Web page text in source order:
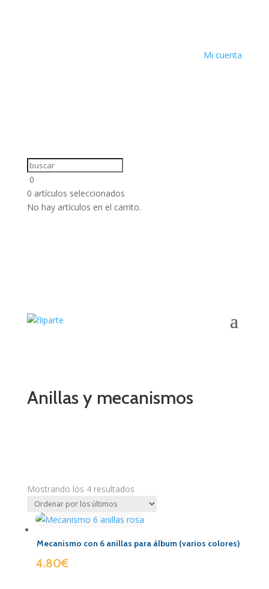
Mi cuenta
0
0 artículos seleccionados
No hay artículos en el carrito.
Anillas y mecanismos
Mostrando los 4 resultados
Mecanismo con 6 anillas para álbum (varios colores)
4.80€